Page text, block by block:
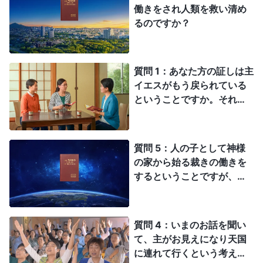
働きをされ人類を救い清め
るのですか？
質問 1：あなた方の証しは主
イエスがもう戻られている
ということですか。それは
し、その時に起る患難の
後、たちまち日は暗くな
り、月はその光を放つこと
をやめ、星は空から落ち、
しるしが天に現れるであろ
う。またそのとき、地のす
べての民族は嘆き、そして
質問 5：人の子として神様
の家から始る裁きの働きを
するということですが、こ
から始まる裁きはヨハネの
黙示録にある大きな白い玉
座での裁きの事ですか？
質問 4：いまのお話を聞い
て、主がお見えになり天国
に連れて行くという考えは